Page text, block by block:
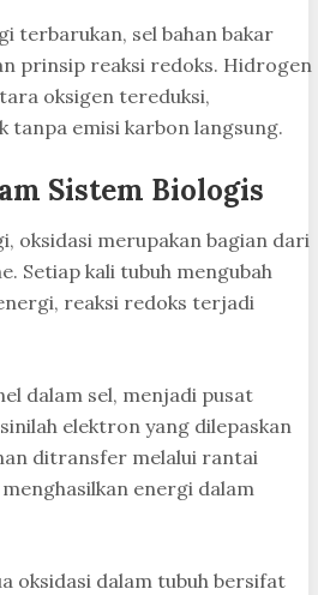
terbarukan, sel bahan bakar
prinsip reaksi redoks. Hidrogen
oksigen tereduksi,
tanpa emisi karbon langsung.
Sistem Biologis
oksidasi merupakan bagian dari
Setiap kali tubuh mengubah
reaksi redoks terjadi
dalam sel, menjadi pusat
elektron yang dilepaskan
ditransfer melalui rantai
energi dalam
oksidasi dalam tubuh bersifat